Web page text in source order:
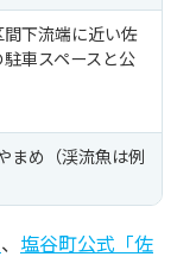
下流端に近い佐
車スペースと公
まめ（渓流魚は例
、 塩谷町公式「佐